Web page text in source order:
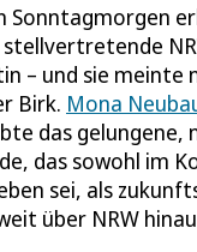
Sonntagmorgen
stellvertretende
– und sie meinte
Birk. Mona
das gelungene,
das sowohl im
sei, als
über NRW